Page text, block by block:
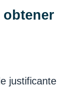
obtener
justificante